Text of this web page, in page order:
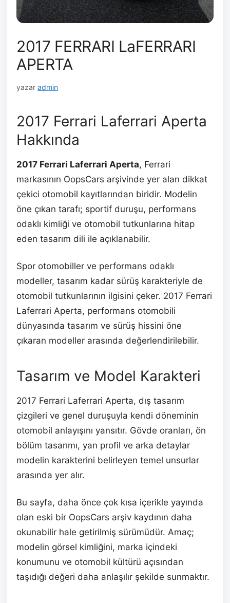
2017 FERRARI LaFERRARI
APERTA
yazar admin
2017 Ferrari Laferrari Aperta
Hakkında
2017 Ferrari Laferrari Aperta, Ferrari
markasının OopsCars arşivinde yer alan dikkat
çekici otomobil kayıtlarından biridir. Modelin
öne çıkan tarafı; sportif duruşu, performans
odaklı kimliği ve otomobil tutkunlarına hitap
eden tasarım dili ile açıklanabilir.
Spor otomobiller ve performans odaklı
modeller, tasarım kadar sürüş karakteriyle de
otomobil tutkunlarının ilgisini çeker. 2017 Ferrari
Laferrari Aperta, performans otomobili
dünyasında tasarım ve sürüş hissini öne
çıkaran modeller arasında değerlendirilebilir.
Tasarım ve Model Karakteri
2017 Ferrari Laferrari Aperta, dış tasarım
çizgileri ve genel duruşuyla kendi döneminin
otomobil anlayışını yansıtır. Gövde oranları, ön
bölüm tasarımı, yan profil ve arka detaylar
modelin karakterini belirleyen temel unsurlar
arasında yer alır.
Bu sayfa, daha önce çok kısa içerikle yayında
olan eski bir OopsCars arşiv kaydının daha
okunabilir hale getirilmiş sürümüdür. Amaç;
modelin görsel kimliğini, marka içindeki
konumunu ve otomobil kültürü açısından
taşıdığı değeri daha anlaşılır şekilde sunmaktır.